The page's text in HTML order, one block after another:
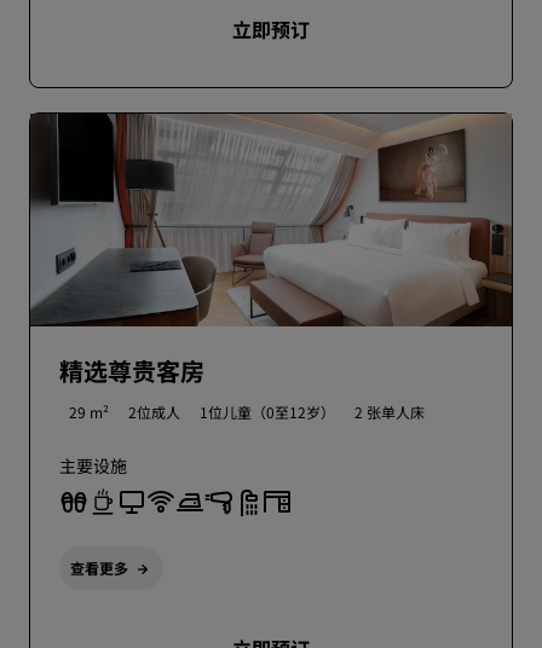
立即预订
精选尊贵客房
29 m² 2位成人 1位儿童（0至12岁） 2 张单人床
主要设施
查看更多